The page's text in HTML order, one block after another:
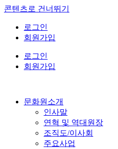
콘텐츠로 건너뛰기
로그인
회원가입
로그인
회원가입
문화원소개
인사말
연혁 및 역대원장
조직도/이사회
주요사업